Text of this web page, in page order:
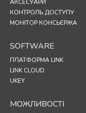
АКСЕСУАРИ
КОНТРОЛЬ ДОСТУПУ
МОНІТОР КОНСЬЄРЖА
SOFTWARE
ПЛАТФОРМА LINK
LINK CLOUD
UKEY
МОЖЛИВОСТІ